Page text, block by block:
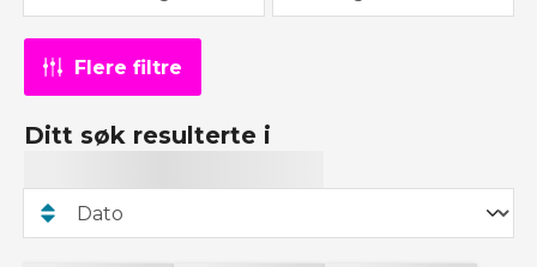
Flere filtre
Ditt søk resulterte i